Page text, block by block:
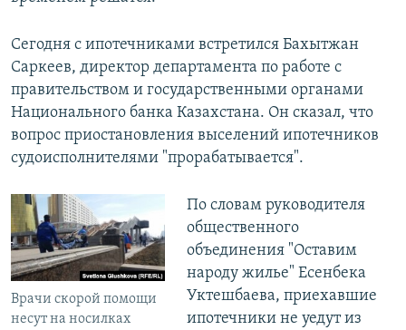
Сегодня с ипотечниками встретился Бахытжан
Саркеев, директор департамента по работе с
правительством и государственными органами
Национального банка Казахстана. Он сказал, что
вопрос приостановления выселений ипотечников
судоисполнителями "прорабатывается".
Врачи скорой помощи
несут на носилках
По словам руководителя
общественного
объединения "Оставим
народу жилье" Есенбека
Уктешбаева, приехавшие
ипотечники не уедут из